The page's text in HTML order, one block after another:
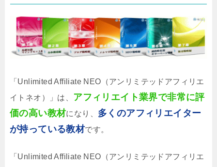
「Unlimited Affiliate NEO（アンリミテッドアフィリエ
イトネオ）」は、
アフィリエイト業界で非常に評
価の高い教材になり、 多くのアフィリエイター
が持っている教材です。
「Unlimited Affiliate NEO（アンリミテッドアフィリエ